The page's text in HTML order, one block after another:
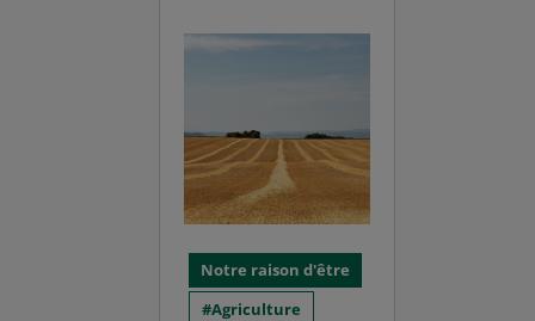
Notre raison d'être
Agriculture